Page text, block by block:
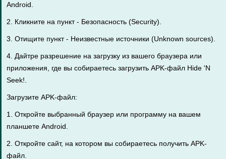
Android.
2. Кликните на пункт - Безопасность (Security).
3. Отищите пункт - Неизвестные источники (Unknown sources).
4. Дайтре разрешение на загрузку из вашего браузера или
приложения, где вы собираетесь загрузить APK-файл Hide 'N
Seek!.
Загрузите APK-файл:
1. Откройте выбранный браузер или программу на вашем
планшете Android.
2. Откройте сайт, на котором вы собираетесь получить APK-
файл.